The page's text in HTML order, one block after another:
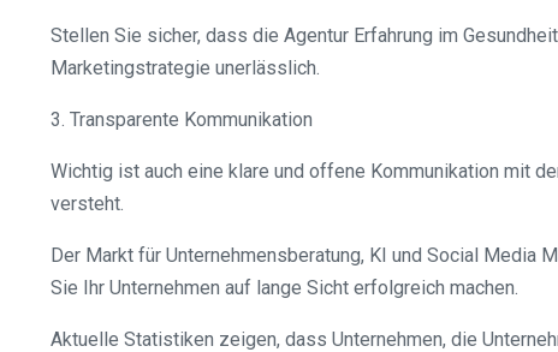
Stellen Sie sicher, dass die Agentur Erfahrung im
Marketingstrategie unerlässlich.
3. Transparente Kommunikation
Wichtig ist auch eine klare und offene Kommunikation mit
versteht.
Der Markt für Unternehmensberatung, KI und Social
Sie Ihr Unternehmen auf lange Sicht erfolgreich machen.
Aktuelle Statistiken zeigen, dass Unternehmen, die